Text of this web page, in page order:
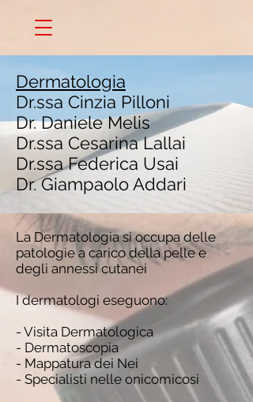
Dermatologia
Dr.ssa Cinzia Pilloni
Dr. Daniele Melis
Dr.ssa Cesarina Lallai
Dr.ssa Federica Usai
Dr. Giampaolo Addari
La Dermatologia si occupa delle
patologie a carico della pelle e
degli annessi cutanei
I dermatologi eseguono:
- Visita Dermatologica
- Dermatoscopia
- Mappatura dei Nei
- Specialisti nelle onicomicosi